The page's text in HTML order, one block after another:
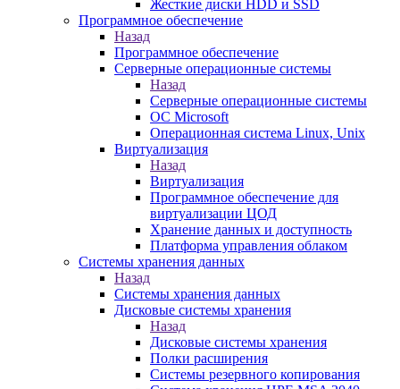
Жесткие диски HDD и SSD
Программное обеспечение
Назад
Программное обеспечение
Серверные операционные системы
Назад
Серверные операционные системы
ОС Microsoft
Операционная система Linux, Unix
Виртуализация
Назад
Виртуализация
Программное обеспечение для
виртуализации ЦОД
Хранение данных и доступность
Платформа управления облаком
Системы хранения данных
Назад
Системы хранения данных
Дисковые системы хранения
Назад
Дисковые системы хранения
Полки расширения
Системы резервного копирования